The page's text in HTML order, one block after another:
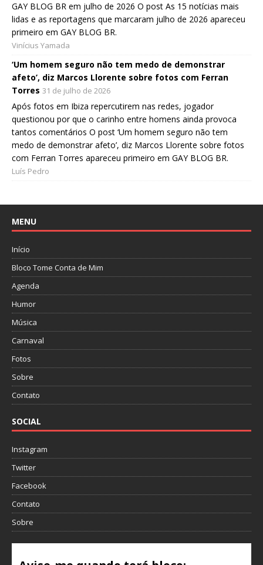
GAY BLOG BR em julho de 2026 O post As 15 notícias mais
lidas e as reportagens que marcaram julho de 2026 apareceu
primeiro em GAY BLOG BR.
Vinícius Yamada
‘Um homem seguro não tem medo de demonstrar
afeto’, diz Marcos Llorente sobre fotos com Ferran
Torres 31 de julho de 2026
Após fotos em Ibiza repercutirem nas redes, jogador
questionou por que o carinho entre homens ainda provoca
tantos comentários O post ‘Um homem seguro não tem
medo de demonstrar afeto’, diz Marcos Llorente sobre fotos
com Ferran Torres apareceu primeiro em GAY BLOG BR.
Luís Pedro
MENU
Início
Bloco Tome Conta de Mim
Agenda
Humor
Música
Carnaval
Fotos
Sobre
Contato
SOCIAL
Instagram
Twitter
Facebook
Contato
Sobre